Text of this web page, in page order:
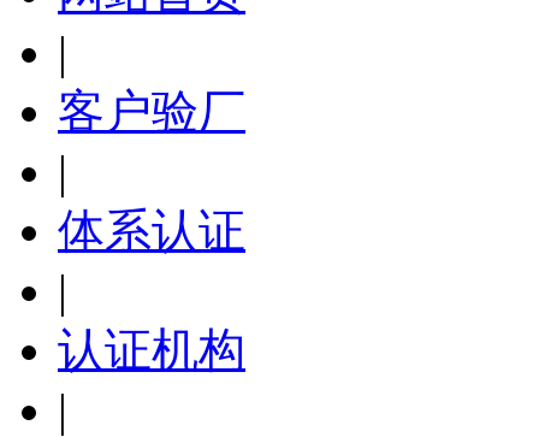
|
客户验厂
|
体系认证
|
认证机构
|